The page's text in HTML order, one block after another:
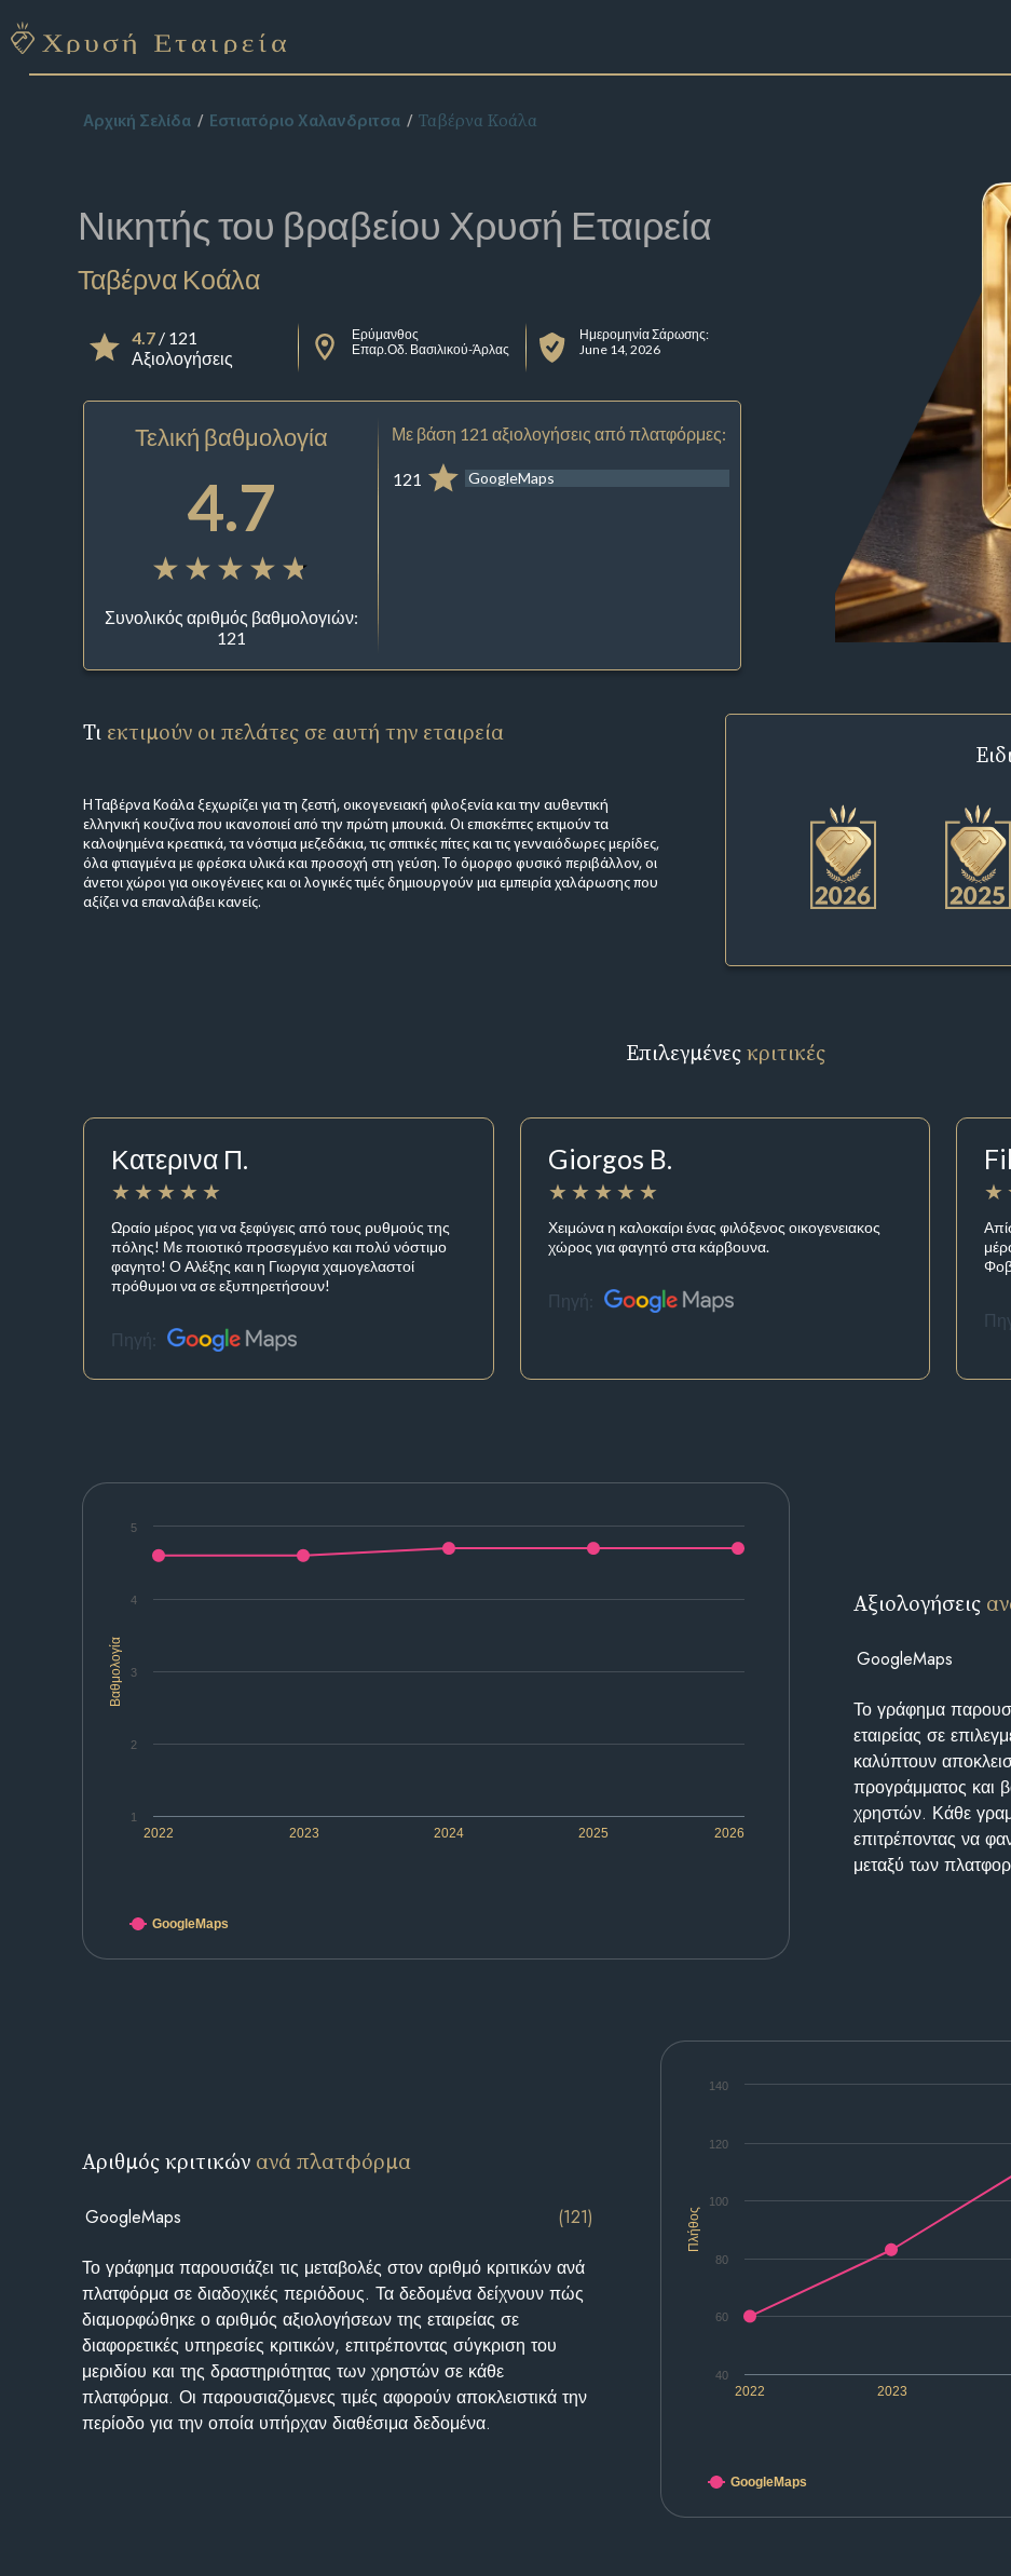
Αρχική Σελίδα Εστιατόριο Χαλανδριτσα Ταβέρνα Κοάλα
Νικητής του βραβείου Χρυσή Εταιρεία
Ταβέρνα Κοάλα
4.7/ 121
Αξιολογήσεις
Ερύμανθος
Επαρ.Οδ. Βασιλικού-Άρλας
Ημερομηνία Σάρωσης:
June 14, 2026
Τελική βαθμολογία
4.7
Συνολικός αριθμός βαθμολογιών:
121
Με βάση 121 αξιολογήσεις από πλατφόρμες:
121 GoogleMaps
Τι εκτιμούν οι πελάτες σε αυτή την εταιρεία
Η Ταβέρνα Κοάλα ξεχωρίζει για τη ζεστή, οικογενειακή φιλοξενία και την αυθεντική
ελληνική κουζίνα που ικανοποιεί από την πρώτη μπουκιά. Οι επισκέπτες εκτιμούν τα
καλοψημένα κρεατικά, τα νόστιμα μεζεδάκια, τις σπιτικές πίτες και τις γενναιόδωρες μερίδες,
όλα φτιαγμένα με φρέσκα υλικά και προσοχή στη γεύση. Το όμορφο φυσικό περιβάλλον, οι
άνετοι χώροι για οικογένειες και οι λογικές τιμές δημιουργούν μια εμπειρία χαλάρωσης που
αξίζει να επαναλάβει κανείς.
Επιλεγμένεςκριτικές
Κατερινα Π.
Ωραίο μέρος για να ξεφύγεις από τους ρυθμούς της
πόλης! Με ποιοτικό προσεγμένο και πολύ νόστιμο
φαγητο! Ο Αλέξης και η Γιωργια χαμογελαστοί
πρόθυμοι να σε εξυπηρετήσουν!
Πηγή:
Giorgos B.
Χειμώνα η καλοκαίρι ένας φιλόξενος οικογενειακος
χώρος για φαγητό στα κάρβουνα.
Πηγή:
Βαθμολογία
2022 2023 2024 2025 2026
1
2
3
4
5
GoogleMaps
Αξιολογήσεις
GoogleMaps
Το γράφημα
εταιρείας σε
καλύπτουν
προγράμματος και
χρηστών. Κάθε
επιτρέποντας να
μεταξύ των
Πλήθος
2022 2023
60
80
100
120
40
140
GoogleMaps
Αριθμός κριτικών ανά πλατφόρμα
GoogleMaps (121)
Το γράφημα παρουσιάζει τις μεταβολές στον αριθμό κριτικών ανά
πλατφόρμα σε διαδοχικές περιόδους. Τα δεδομένα δείχνουν πώς
διαμορφώθηκε ο αριθμός αξιολογήσεων της εταιρείας σε
διαφορετικές υπηρεσίες κριτικών, επιτρέποντας σύγκριση του
μεριδίου και της δραστηριότητας των χρηστών σε κάθε
πλατφόρμα. Οι παρουσιαζόμενες τιμές αφορούν αποκλειστικά την
περίοδο για την οποία υπήρχαν διαθέσιμα δεδομένα.